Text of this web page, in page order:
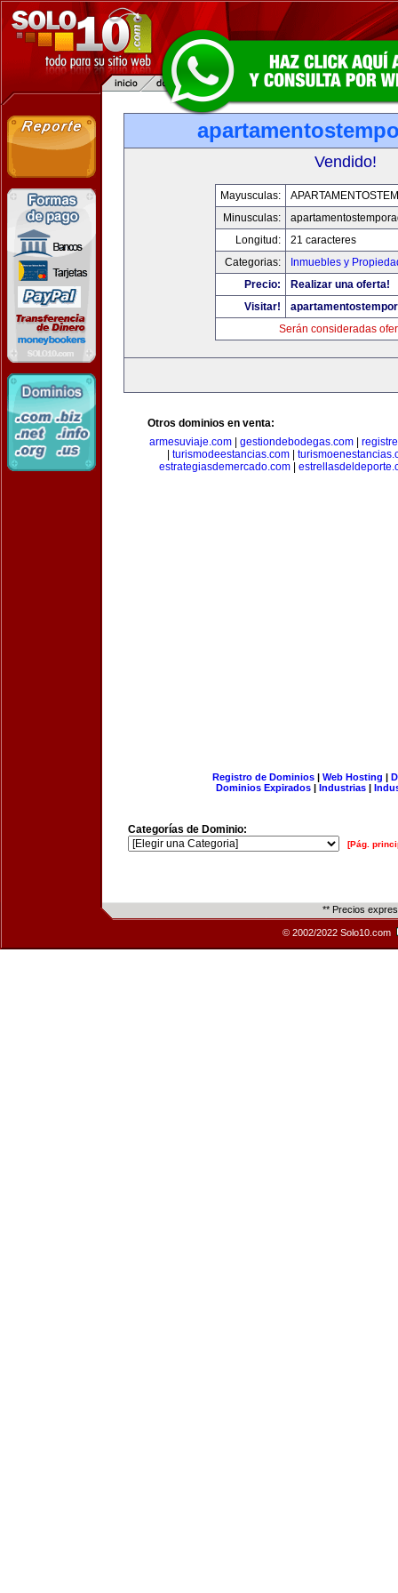
Vendido!
Mayusculas:
Minusculas:
Longitud:
21 caracteres
Categorias:
Inmuebles y
Precio:
Realizar una oferta!
Visitar!
Serán consideradas
Otros dominios en venta:
armesuviaje.com| gestiondebodegas.com|
turismodeestancias.com
estrategiasdemercado.com|
Registro de Dominios| Web Hosting |
Dominios Expirados | Industrias |
Categorías de Dominio:
[Pág.
** Precios
© 2002/2022 Solo10.com